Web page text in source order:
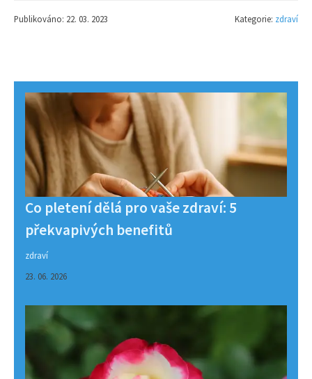
Publikováno: 22. 03. 2023 Kategorie: zdraví
Co pletení dělá pro vaše zdraví: 5
překvapivých benefitů
zdraví
23. 06. 2026